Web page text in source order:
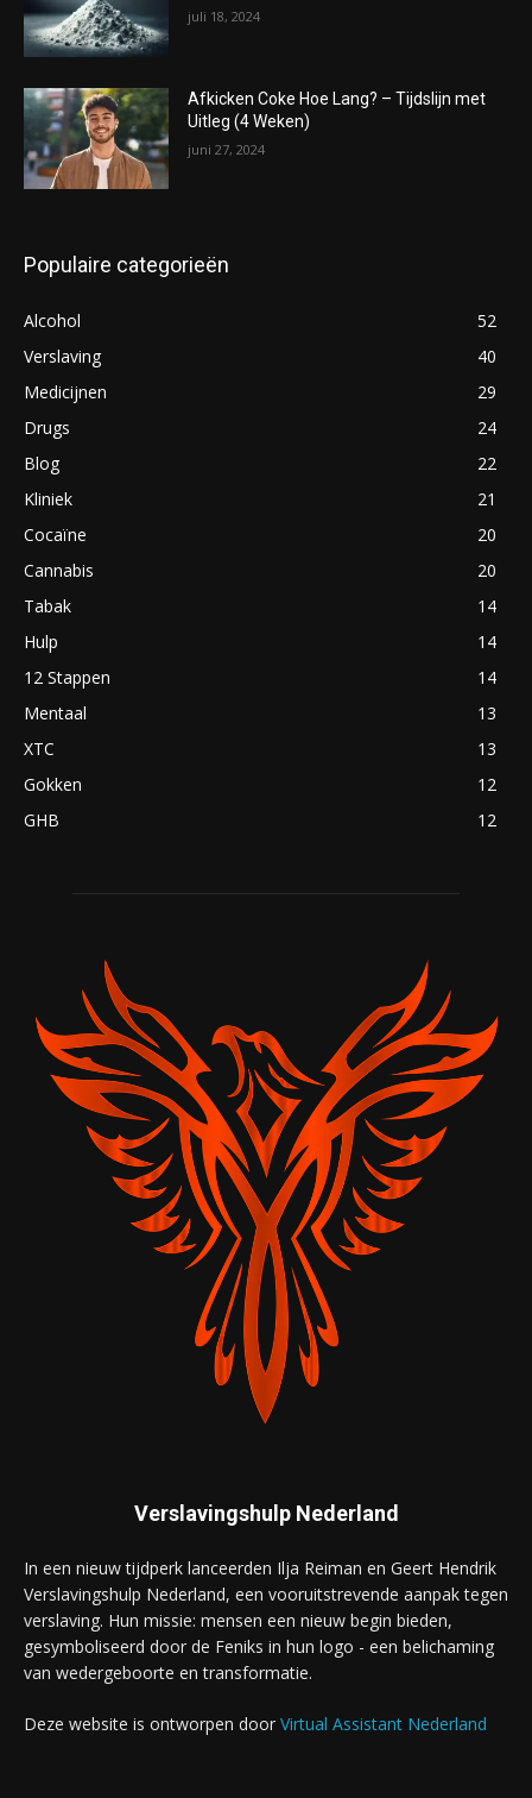
juli 18, 2024
Afkicken Coke Hoe Lang? – Tijdslijn met
Uitleg (4 Weken)
juni 27, 2024
Populaire categorieën
Alcohol
52
Verslaving
40
Medicijnen
29
Drugs
24
Blog
22
Kliniek
21
Cocaïne
20
Cannabis
20
Tabak
14
Hulp
14
12 Stappen
14
Mentaal
13
XTC
13
Gokken
12
GHB
12
Verslavingshulp Nederland
In een nieuw tijdperk lanceerden Ilja Reiman en Geert Hendrik
Verslavingshulp Nederland, een vooruitstrevende aanpak tegen
verslaving. Hun missie: mensen een nieuw begin bieden,
gesymboliseerd door de Feniks in hun logo - een belichaming
van wedergeboorte en transformatie.
Deze website is ontworpen door Virtual Assistant Nederland